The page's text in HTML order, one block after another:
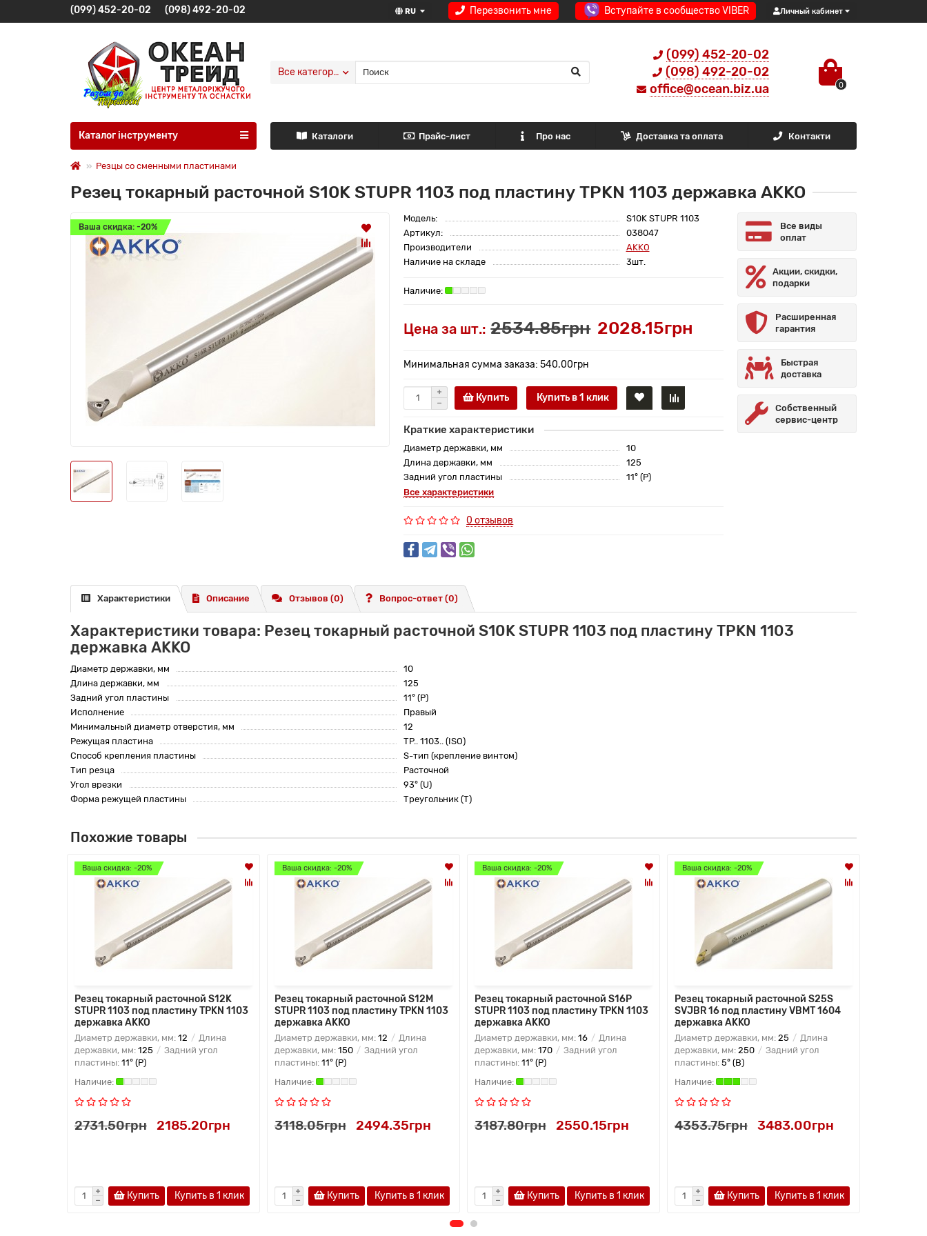
Перезвонить мне Вступайте в сообщество VIBER Личный кабинет
RU
(099) 452-20-02 (098) 492-20-02
(099) 452-20-02
(098) 492-20-02
office@ocean.biz.ua
0
Все категории
Каталог інструменту Каталоги Прайс-лист Про нас Доставка та оплата Контакти
Резцы со сменными пластинами
Резец токарный расточной S10K STUPR 1103 под пластину TPKN 1103 державка AKKO
Ваша скидка: -20%
Модель:
S10K STUPR 1103
Артикул:
038047
Производители
AKKO
Наличие на складе
3шт.
Цена за шт.: 2534.85грн 2028.15грн
Минимальная сумма заказа: 540.00грн
Купить Купить в 1 клик
Краткие характеристики
Диаметр державки, мм
10
Длина державки, мм
125
Задний угол пластины
11° (P)
Все характеристики
0 отзывов
Все виды
оплат
Акции, скидки,
подарки
Расширенная
гарантия
Быстрая
доставка
Собственный
сервис-центр
Характеристики Описание Отзывов (0) Вопрос-ответ (0)
Характеристики товара: Резец токарный расточной S10K STUPR 1103 под пластину TPKN 1103
державка AKKO
Диаметр державки, мм
10
Длина державки, мм
125
Задний угол пластины
11° (P)
Исполнение
Правый
Минимальный диаметр отверстия, мм
12
Режущая пластина
TP.. 1103.. (ISO)
Способ крепления пластины
S-тип (крепление винтом)
Тип резца
Расточной
Угол врезки
93° (U)
Форма режущей пластины
Треугольник (T)
Похожие товары
Ваша скидка: -20%
Резец токарный расточной S12K
STUPR 1103 под пластину TPKN 1103
державка AKKO
Диаметр державки, мм: 12
Длина
державки, мм: 125
Задний угол
пластины: 11° (P)
2731.50грн 2185.20грн
Купить Купить в 1 клик
Ваша скидка: -20%
Резец токарный расточной S12M
STUPR 1103 под пластину TPKN 1103
державка AKKO
Диаметр державки, мм: 12
Длина
державки, мм: 150
Задний угол
пластины: 11° (P)
3118.05грн 2494.35грн
Купить Купить в 1 клик
Ваша скидка: -20%
Резец токарный расточной S16P
STUPR 1103 под пластину TPKN 1103
державка AKKO
Диаметр державки, мм: 16
Длина
державки, мм: 170
Задний угол
пластины: 11° (P)
3187.80грн 2550.15грн
Купить Купить в 1 клик
Ваша скидка: -20%
Резец токарный расточной S25S
SVJBR 16 под пластину VBMT 1604
державка AKKO
Диаметр державки, мм: 25
Длина
державки, мм: 250
Задний угол
пластины: 5° (B)
4353.75грн 3483.00грн
Купить Купить в 1 клик